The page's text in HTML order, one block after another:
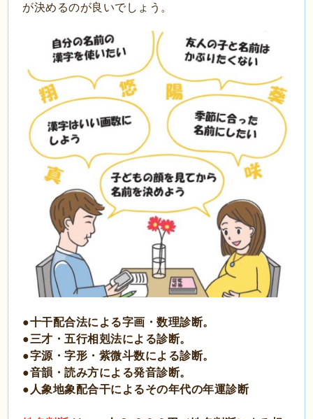
が決めるのが良いでしょう。
●十干配合法による字画・数理診断。
●三才・五行相剋法による診断。
●字源・字形・紫微斗数による診断。
●音韻・読み方による発音診断。
●人象地象配合干によるその年代の年運診断